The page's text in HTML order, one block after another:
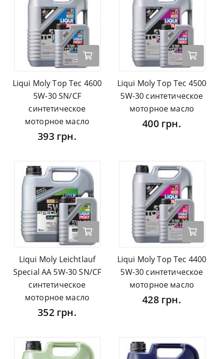
Liqui Moly Top Tec 4600
5W-30 SN/CF
синтетическое
моторное масло
393 грн.
Liqui Moly Top Tec 4500
5W-30 синтетическое
моторное масло
400 грн.
Liqui Moly Leichtlauf
Special AA 5W-30 SN/CF
синтетическое
моторное масло
352 грн.
Liqui Moly Top Tec 4400
5W-30 синтетическое
моторное масло
428 грн.